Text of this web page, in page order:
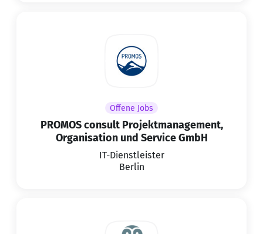
Offene Jobs
PROMOS consult Projektmanagement,
Organisation und Service GmbH
IT-Dienstleister
Berlin